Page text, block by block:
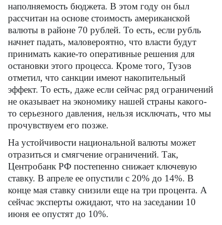
наполняемость бюджета. В этом году он был
рассчитан на основе стоимость американской
валюты в районе 70 рублей. То есть, если рубль
начнет падать, маловероятно, что власти будут
принимать какие-то оперативные решения для
остановки этого процесса. Кроме того, Тузов
отметил, что санкции имеют накопительный
эффект. То есть, даже если сейчас ряд ограничений
не оказывает на экономику нашей страны какого-
то серьезного давления, нельзя исключать, что мы
прочувствуем его позже.
На устойчивости национальной валюты может
отразиться и смягчение ограничений. Так,
Центробанк РФ постепенно снижает ключевую
ставку. В апреле ее опустили с 20% до 14%. В
конце мая ставку снизили еще на три процента. А
сейчас эксперты ожидают, что на заседании 10
июня ее опустят до 10%.